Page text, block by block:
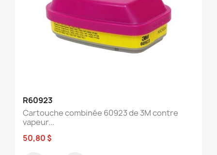
R60923
Cartouche combinée 60923 de 3M contre
vapeur...
50,80 $